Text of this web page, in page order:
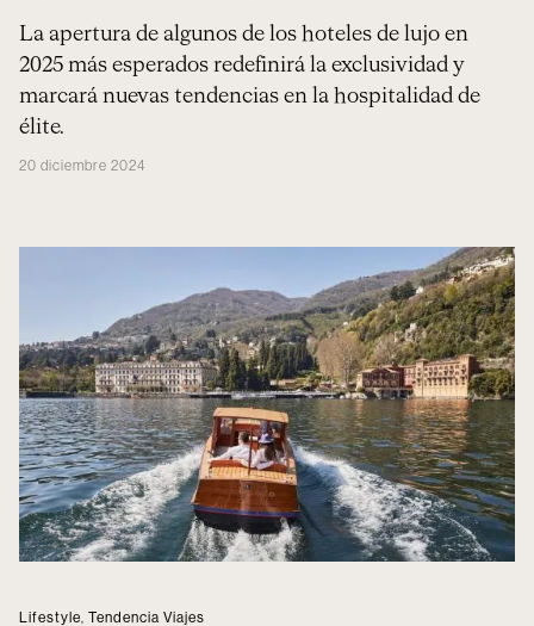
La apertura de algunos de los hoteles de lujo en
2025 más esperados redefinirá la exclusividad y
marcará nuevas tendencias en la hospitalidad de
élite.
20 diciembre 2024
Lifestyle Tendencia Viajes